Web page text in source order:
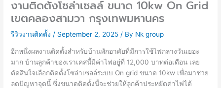
งานติดตั้งโซล่าเซลล์ ขนาด 10kw On Grid
เขตคลองสามวา กรุงเทพมหานคร
รีวิวงานติดตั้ง / September 2, 2025/ By Nk group
อีกหนึ่งผลงานติดตั้งสำหรับบ้านพักอาศัยที่มีการใช้ไฟกลางวันเยอะ
มาก บ้านลูกค้าของเราเคสนี้มีค่าไฟอยู่ที่ 12,000 บาทต่อเดือน เลย
ตัดสินใจเลือกติดตั้งโซล่าเซลล์ระบบ On grid ขนาด 10kw เพื่อมาช่วย
ลดปัญหาจุดนี้ ซึ่งขนาดติดตั้งนี้จะช่วยให้ลูกค้าประหยัดค่าไฟได้